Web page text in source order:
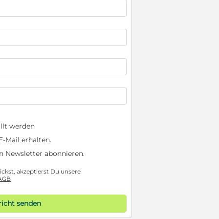
werden
Mail erhalten.
Newsletter abonnieren.
akzeptierst Du unsere
senden